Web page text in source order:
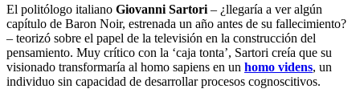
El politólogo italiano Giovanni Sartori – ¿llegaría a ver algún
capítulo de Baron Noir, estrenada un año antes de su fallecimiento?
– teorizó sobre el papel de la televisión en la construcción del
pensamiento. Muy crítico con la ‘caja tonta’, Sartori creía que su
visionado transformaría al homo sapiens en un homo videns, un
individuo sin capacidad de desarrollar procesos cognoscitivos.